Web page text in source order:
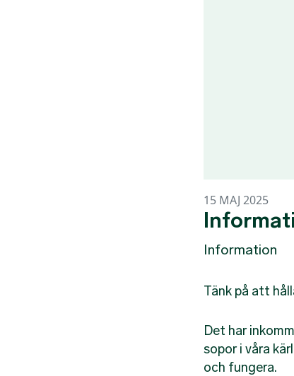
15 MAJ 2025
Information
Tänk på att
Det har
sopor i våra
och fungera.